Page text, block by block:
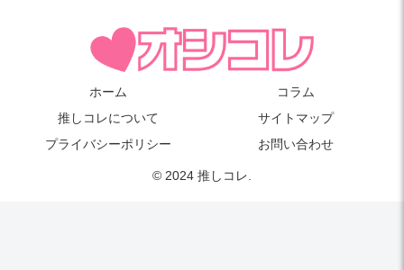
ホーム
コラム
推しコレについて
サイトマップ
プライバシーポリシー
お問い合わせ
© 2024 推しコレ.